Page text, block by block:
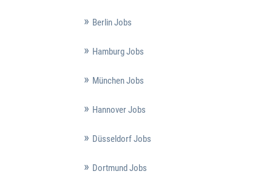
Berlin Jobs
Hamburg Jobs
München Jobs
Hannover Jobs
Düsseldorf Jobs
Dortmund Jobs